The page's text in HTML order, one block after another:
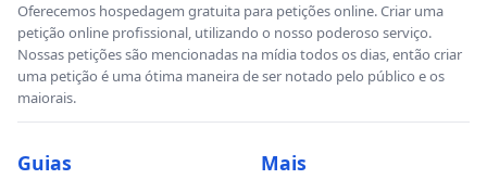
Oferecemos hospedagem gratuita para petições online. Criar uma
petição online profissional, utilizando o nosso poderoso serviço.
Nossas petições são mencionadas na mídia todos os dias, então criar
uma petição é uma ótima maneira de ser notado pelo público e os
maiorais.
Guias Mais